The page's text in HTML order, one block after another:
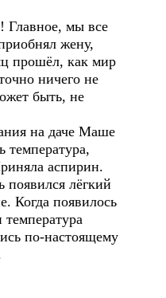
мы все
жену,
прошёл, как мир
ничего не
быть, не
на даче Маше
температура,
аспирин.
лёгкий
Когда появилось
по-настоящему